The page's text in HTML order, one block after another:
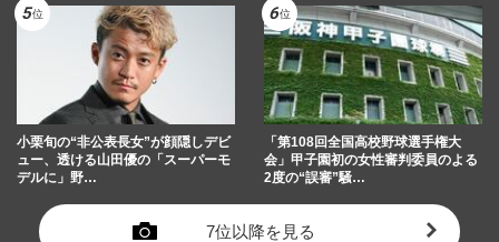
小栗旬の“非公表長女”が顔隠しデビ
ュー、透ける山田優の「スーパーモ
デルに」野…
「第108回全国高校野球選手権大
会」甲子園初の女性審判委員のよる
2度の“誤審”騒…
7位以降を見る